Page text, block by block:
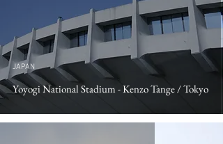
Yoyogi National Stadium - Kenzo Tange / Tokyo
JAPAN